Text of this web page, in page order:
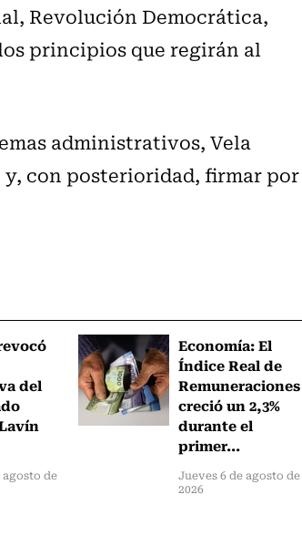
Revolución Democrática,
principios que regirán al
administrativos, Vela
con posterioridad, firmar por
del
agosto de
Economía: El
Índice Real de
Remuneraciones
creció un 2,3%
durante el
primer...
Jueves 6 de agosto de
2026